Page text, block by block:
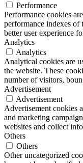
Performance
Performance cookies
performance indexes
better user experience
Analytics
Analytics
Analytical cookies are
the website. These
number of visitors,
Advertisement
Advertisement
Advertisement cookies
and marketing
websites and collect
Others
Others
Other uncategorized